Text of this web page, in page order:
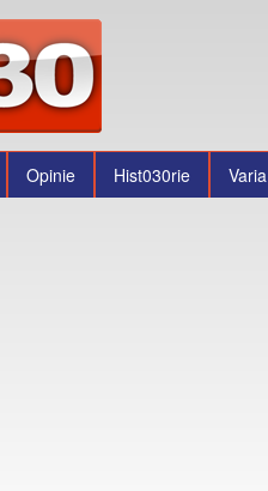
Opinie Hist030rie Varia